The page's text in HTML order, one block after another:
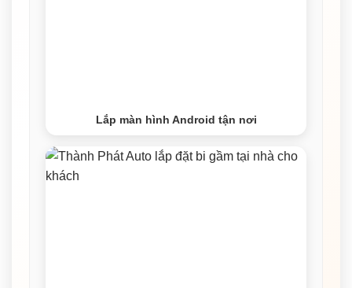
Lắp màn hình Android tận nơi